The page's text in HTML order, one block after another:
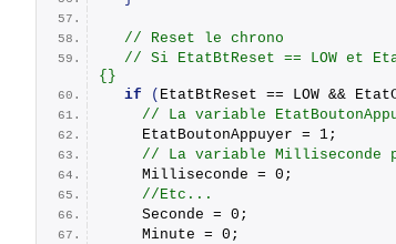
// Reset le chrono
// Si EtatBtReset == LOW et
{}
if
( EtatBtReset == LOW &&
// La variable
    EtatBoutonAppuyer = 1;
// La variable Milliseconde
    Milliseconde = 0;
//Etc...
    Seconde = 0;
    Minute = 0;